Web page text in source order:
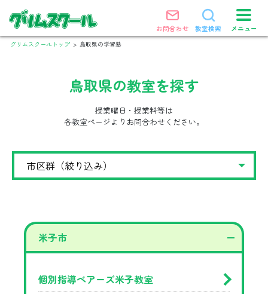
お問合わせ 教室検索 メニュー
グリムスクールトップ > 鳥取県の学習塾
鳥取県の教室を探す
授業曜日・授業料等は
各教室ページよりお問合わせください。
米子市
個別指導ベアーズ米子教室